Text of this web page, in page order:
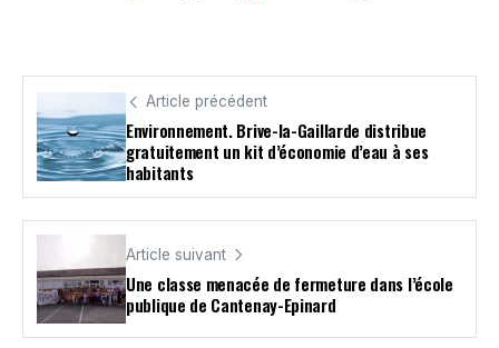
Article précédent
Environnement. Brive-la-Gaillarde distribue
gratuitement un kit d’économie d’eau à ses
habitants
Article suivant
Une classe menacée de fermeture dans l’école
publique de Cantenay-Epinard